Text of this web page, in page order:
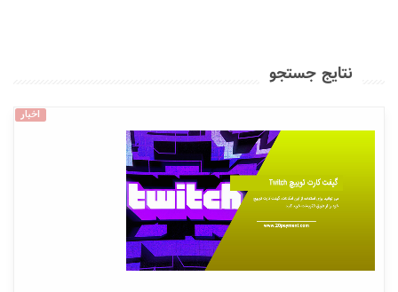
نتایج جستجو
اخبار